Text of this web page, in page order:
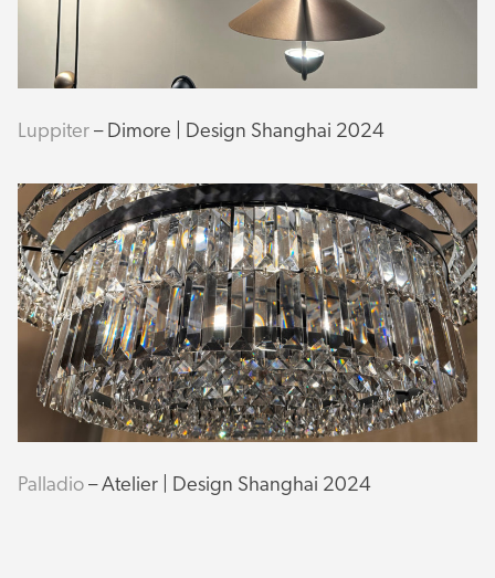
Luppiter – Dimore | Design Shanghai 2024
Palladio – Atelier | Design Shanghai 2024